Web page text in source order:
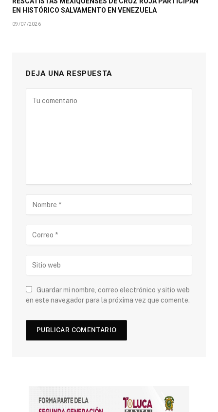
EN HISTÓRICO SALVAMENTO EN VENEZUELA
09/07/2026
DEJA UNA RESPUESTA
Guardar mi nombre, correo electrónico y sitio web
en este navegador para la próxima vez que comente.